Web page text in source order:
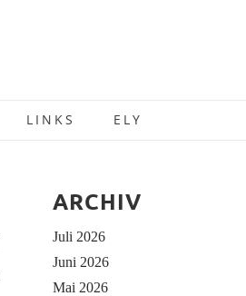
LINKS ELY
ARCHIV
Juli 2026
Juni 2026
Mai 2026